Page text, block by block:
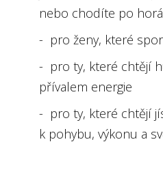
nebo chodíte po
- pro ženy, které
- pro ty, které chtějí
přívalem energie
- pro ty, které chtějí
k pohybu, výkonu a